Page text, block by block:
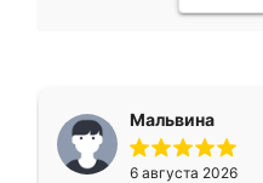
Мальвина
6 августа 2026